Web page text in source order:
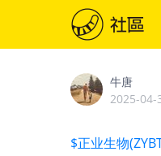
牛唐
2025-04-
$正业生物